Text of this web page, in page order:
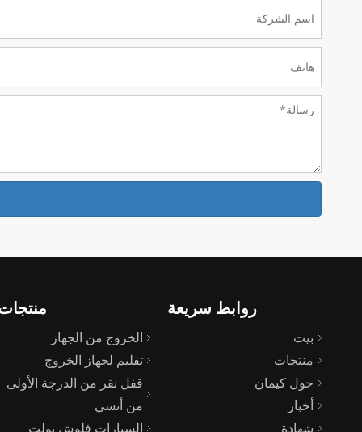
روابط سريعة
بيت
منتجات
حول كيمان
أخبار
شهادة
الخروج من الجهاز
تقليم لجهاز الخروج
قفل نقر من الدرجة الأولى
من أنسي
السيارات فلوش بولت